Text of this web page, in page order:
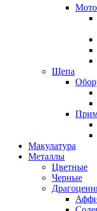
Щепа
Макулатура
Металлы
Цветные
Черные